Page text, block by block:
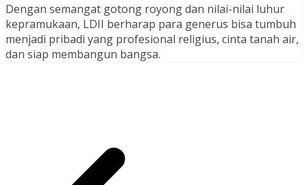
Dengan semangat gotong royong dan nilai-nilai luhur
kepramukaan, LDII berharap para generus bisa tumbuh
menjadi pribadi yang profesional religius, cinta tanah air,
dan siap membangun bangsa.